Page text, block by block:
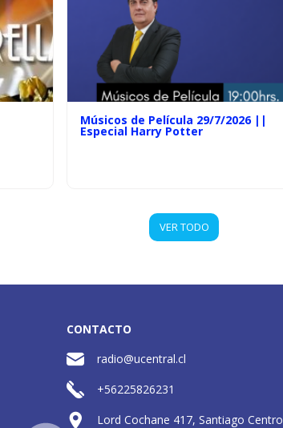
Músicos de Película 29/7/2026 ||
Especial Harry Potter
VER TODO
CONTACTO
radio@ucentral.cl
+56225826231
Lord Cochane 417, Santiago Centro